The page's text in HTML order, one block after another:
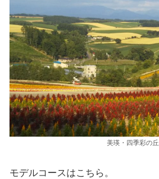
美瑛・四季彩の丘
モデルコースはこちら。